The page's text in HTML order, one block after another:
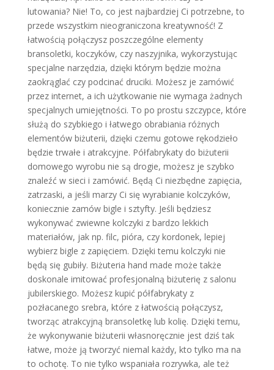
lutowania? Nie! To, co jest najbardziej Ci potrzebne, to
przede wszystkim nieograniczona kreatywność! Z
łatwością połączysz poszczególne elementy
bransoletki, koczyków, czy naszyjnika, wykorzystując
specjalne narzędzia, dzięki którym będzie można
zaokrąglać czy podcinać druciki. Możesz je zamówić
przez internet, a ich użytkowanie nie wymaga żadnych
specjalnych umiejętności. To po prostu szczypce, które
służą do szybkiego i łatwego obrabiania różnych
elementów biżuterii, dzięki czemu gotowe rękodzieło
będzie trwałe i atrakcyjne. Półfabrykaty do biżuterii
domowego wyrobu nie są drogie, możesz je szybko
znaleźć w sieci i zamówić. Będą Ci niezbędne zapięcia,
zatrzaski, a jeśli marzy Ci się wyrabianie kolczyków,
koniecznie zamów bigle i sztyfty. Jeśli będziesz
wykonywać zwiewne kolczyki z bardzo lekkich
materiałów, jak np. filc, pióra, czy kordonek, lepiej
wybierz bigle z zapięciem. Dzięki temu kolczyki nie
będą się gubiły. Biżuteria hand made może także
doskonale imitować profesjonalną biżuterię z salonu
jubilerskiego. Możesz kupić półfabrykaty z
pozłacanego srebra, które z łatwością połączysz,
tworząc atrakcyjną bransoletkę lub kolię. Dzięki temu,
że wykonywanie biżuterii własnoręcznie jest dziś tak
łatwe, może ją tworzyć niemal każdy, kto tylko ma na
to ochotę. To nie tylko wspaniała rozrywka, ale też